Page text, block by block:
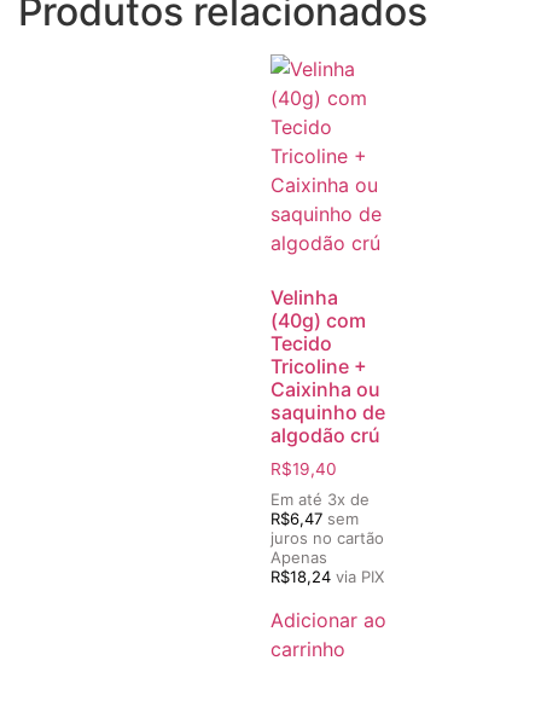
Produtos relacionados
Velinha
(40g) com
Tecido
Tricoline +
Caixinha ou
saquinho de
algodão crú
R$19,40
Em até 3x de
R$6,47 sem
juros no cartão
Apenas
R$18,24 via PIX
Adicionar ao
carrinho